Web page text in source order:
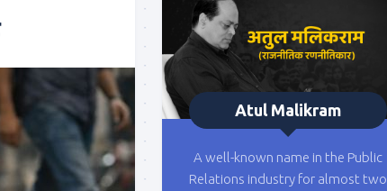
Atul Malikram
A well-known name in the Public
Relations industry for almost two